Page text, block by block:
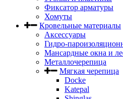
Фиксатор арматуры
Хомуты
Кровельные материалы
Аксессуары
Гидро-
Мансардные окна и
Металлочерепица
Мягкая черепица
Docke
Katepal